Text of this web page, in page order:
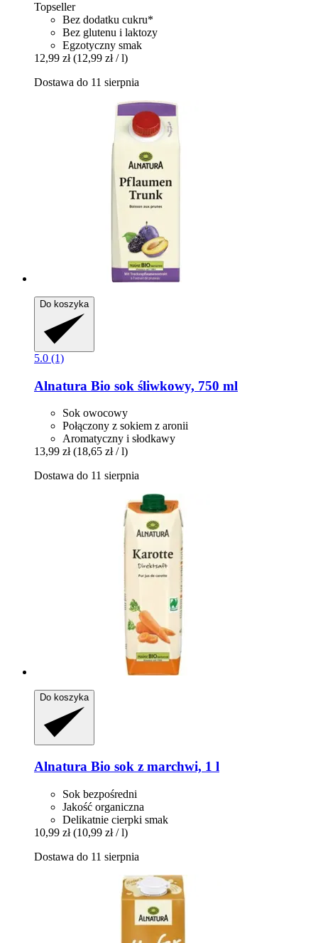
Topseller
Bez dodatku cukru*
Bez glutenu i laktozy
Egzotyczny smak
12,99 zł (12,99 zł / l)
Dostawa do 11 sierpnia
Do koszyka
5.0 (1)
Alnatura Bio sok śliwkowy, 750 ml
Sok owocowy
Połączony z sokiem z aronii
Aromatyczny i słodkawy
13,99 zł (18,65 zł / l)
Dostawa do 11 sierpnia
Do koszyka
Alnatura Bio sok z marchwi, 1 l
Sok bezpośredni
Jakość organiczna
Delikatnie cierpki smak
10,99 zł (10,99 zł / l)
Dostawa do 11 sierpnia